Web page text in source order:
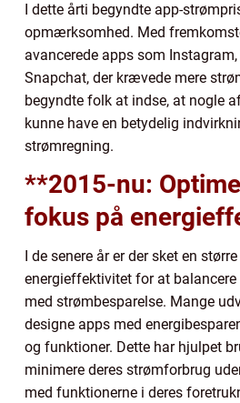
I dette årti begyndte app-
opmærksomhed. Med
avancerede apps som
Snapchat, der krævede mere
begyndte folk at indse, at nogle
kunne have en betydelig
strømregning.
**2015-nu:
fokus på
I de senere år er der sket en
energieffektivitet for at
med strømbesparelse. Mange
designe apps med
og funktioner. Dette har hjulpet
minimere deres strømforbrug
med funktionerne i deres